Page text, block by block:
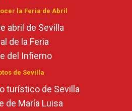
la Feria de Abril
abril de Sevilla
de la Feria
del Infierno
de Sevilla
turístico de Sevilla
de María Luisa